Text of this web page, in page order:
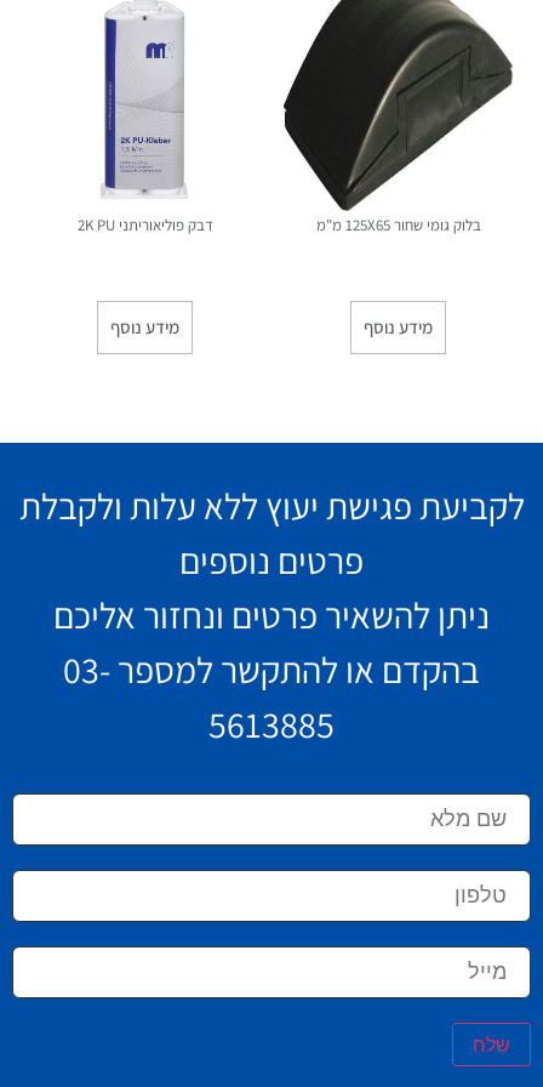
בלוק גומי שחור 125X65 מ"מ
מידע נוסף
דבק פוליאוריתני 2K PU
מידע נוסף
לקביעת פגישת יעוץ ללא עלות ולקבלת
פרטים נוספים
ניתן להשאיר פרטים ונחזור אליכם
בהקדם או להתקשר למספר 03-
5613885
שלח